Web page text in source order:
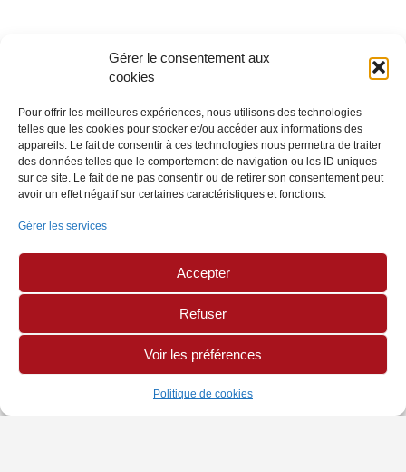
Gérer le consentement aux
cookies
Pour offrir les meilleures expériences, nous utilisons des technologies
telles que les cookies pour stocker et/ou accéder aux informations des
appareils. Le fait de consentir à ces technologies nous permettra de traiter
des données telles que le comportement de navigation ou les ID uniques
sur ce site. Le fait de ne pas consentir ou de retirer son consentement peut
avoir un effet négatif sur certaines caractéristiques et fonctions.
Gérer les services
Accepter
Refuser
Voir les préférences
Politique de cookies